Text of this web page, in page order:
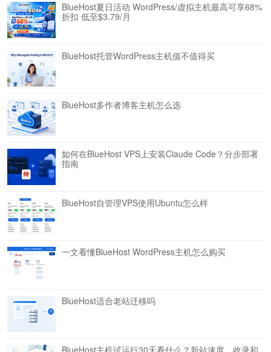
BlueHost夏日活动 WordPress/虚拟主机最高可享68%
折扣 低至$3.79/月
BlueHost托管WordPress主机值不值得买
BlueHost多作者博客主机怎么选
如何在BlueHost VPS上安装Claude Code？分步部署
指南
BlueHost自管理VPS使用Ubuntu怎么样
一文看懂BlueHost WordPress主机怎么购买
BlueHost适合老站迁移吗
BlueHost主机试运行30天看什么？新站速度、收录和